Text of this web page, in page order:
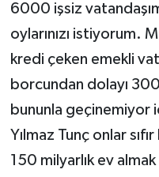
6000 işsiz
oylarınızı istiyorum.
kredi çeken emekli
borcundan dolayı
bununla geçinemiyor
Yılmaz Tunç onlar
150 milyarlık ev